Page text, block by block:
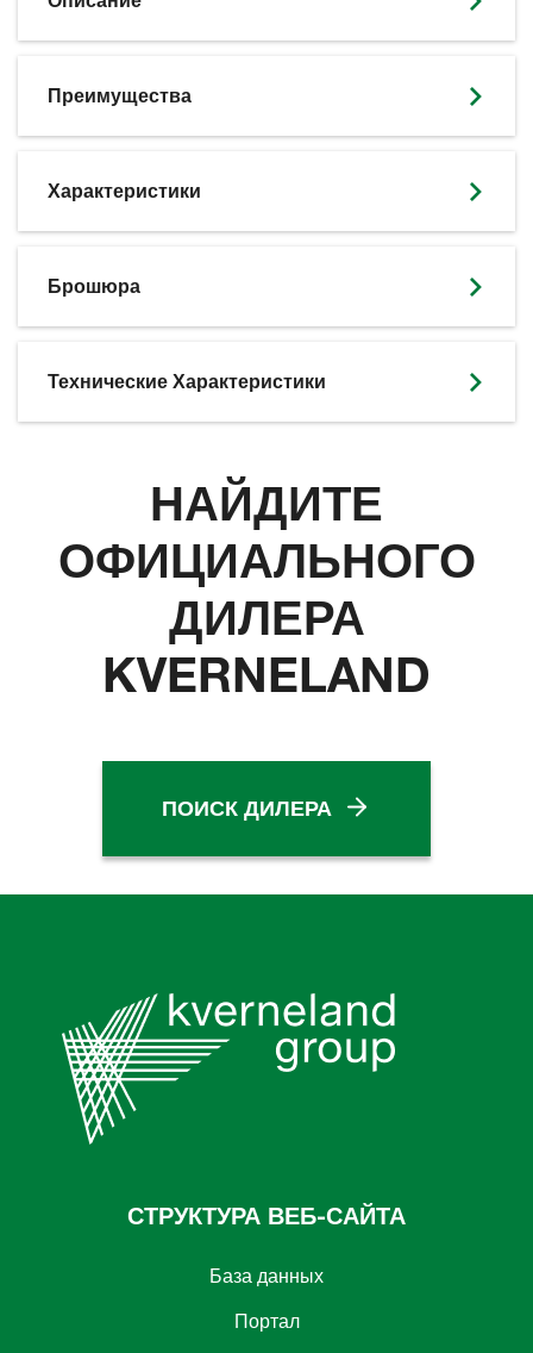
Преимущества
Характеристики
Брошюра
Технические Характеристики
НАЙДИТЕ
ОФИЦИАЛЬНОГО
ДИЛЕРА
KVERNELAND
ПОИСК ДИЛЕРА
СТРУКТУРА ВЕБ-САЙТА
База данных
Портал